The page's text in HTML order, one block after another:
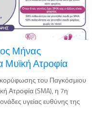
Μήνας
Μυϊκή Ατροφία
του Παγκόσμιου
Ατροφία (SMA), η 7η
υγείας ευθύνης της